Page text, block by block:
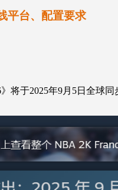
平台、配置要求
》将于2025年9月5日全球同